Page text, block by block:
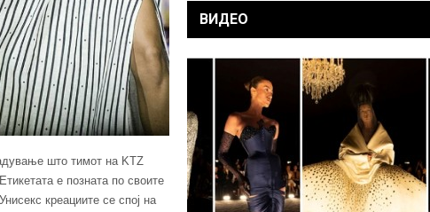
што тимот на KTZ
е позната по своите
креациите се спој на
ВИДЕО